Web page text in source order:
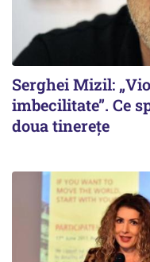
Serghei Mizil:
imbecilitate”. Ce
doua tinerețe